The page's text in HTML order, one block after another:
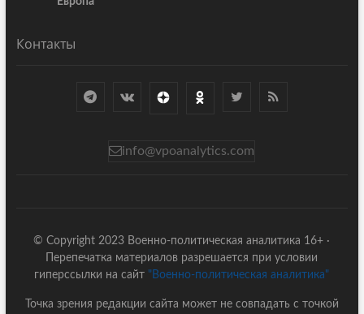
Контакты
info@vpoanalytics.com
© Copyright 2023 Военно-политическая аналитика 16+ ·
Перепечатка материалов разрешается при условии
гиперссылки на сайт "Военно-политическая аналитика"
Точка зрения редакции сайта может не совпадать с точкой